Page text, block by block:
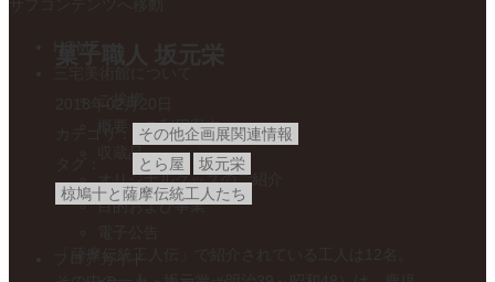
概要・ご利用案内
収蔵品
オリジナルグッズのご紹介
目的および事業
その他企画展関連情報
とら屋
坂元栄
椋鳩十と薩摩伝統工人たち